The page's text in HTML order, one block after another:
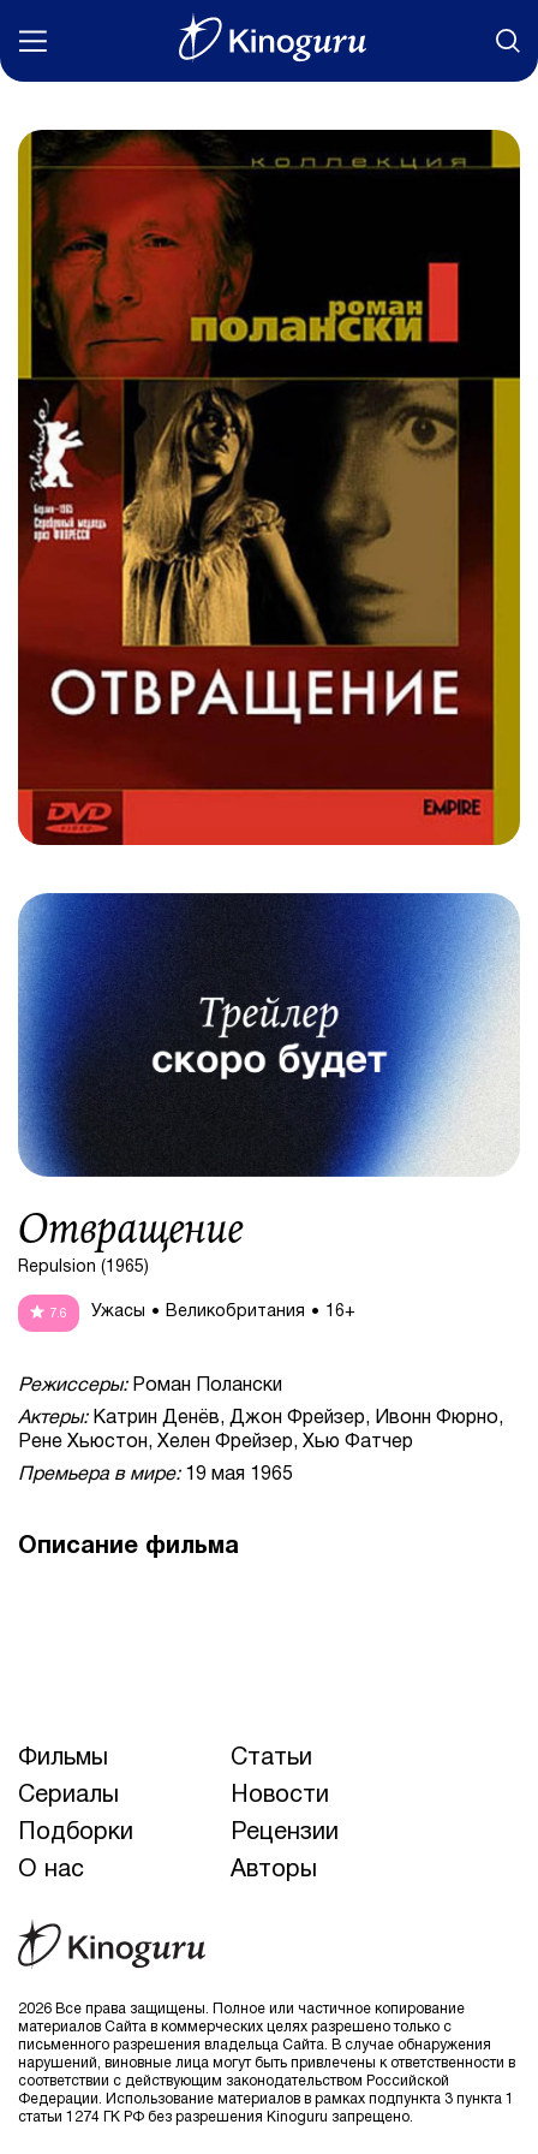
Фильмы
Статьи
Сериалы
Новости
Подборки
Рецензии
О нас
Авторы
Отвращение
Repulsion (1965)
7.6 Ужасы Великобритания 16+
Режиссеры:Роман Полански
Актеры:Катрин Денёв, Джон Фрейзер, Ивонн Фюрно,
Рене Хьюстон, Хелен Фрейзер, Хью Фатчер
Премьера в мире:19 мая 1965
Описание фильма
2026 Все права защищены. Полное или частичное копирование
материалов Сайта в коммерческих целях разрешено только с
письменного разрешения владельца Сайта. В случае обнаружения
нарушений, виновные лица могут быть привлечены к ответственности в
соответствии с действующим законодательством Российской
Федерации. Использование материалов в рамках подпункта 3 пункта 1
статьи 1274 ГК РФ без разрешения Kinoguru запрещено.
Фильмы
Статьи
Сериалы
Новости
Подборки
Рецензии
О нас
Авторы